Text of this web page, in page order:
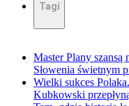
Tagi
Master Plany
Słowenia świetnym
Wielki sukces
Kubkowski